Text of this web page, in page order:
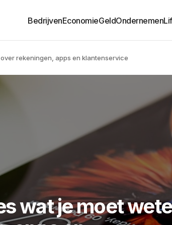
BedrijvenEconomieGeldOndernemen
rekeningen, apps en klantenservice
wat je moet